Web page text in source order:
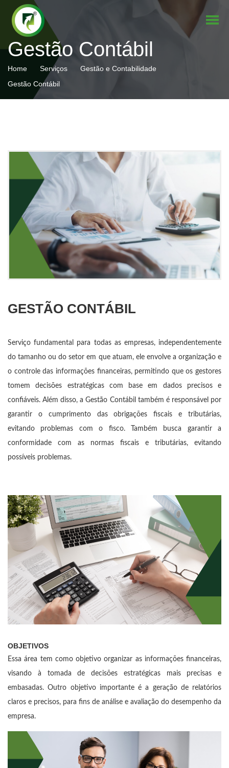
Gestão Contábil
Home Serviços
Gestão e Contabilidade
Gestão Contábil
GESTÃO CONTÁBIL
Serviço fundamental para todas as empresas, independentemente
do tamanho ou do setor em que atuam, ele envolve a organização e
o controle das informações financeiras, permitindo que os gestores
tomem decisões estratégicas com base em dados precisos e
confiáveis. Além disso, a Gestão Contábil também é responsável por
garantir o cumprimento das obrigações fiscais e tributárias,
evitando problemas com o fisco. Também busca garantir a
conformidade com as normas fiscais e tributárias, evitando
possíveis problemas.
OBJETIVOS
Essa área tem como objetivo organizar as informações financeiras,
visando à tomada de decisões estratégicas mais precisas e
embasadas. Outro objetivo importante é a geração de relatórios
claros e precisos, para fins de análise e avaliação do desempenho da
empresa.